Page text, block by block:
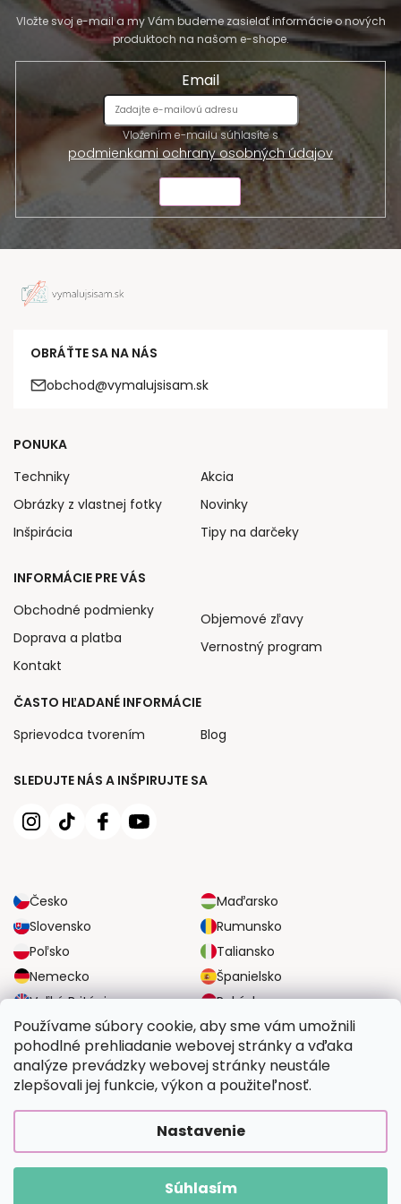
Používame súbory cookie, aby sme vám umožnili
pohodlné prehliadanie webovej stránky a vďaka
analýze prevádzky webovej stránky neustále
zlepšovali jej funkcie, výkon a použiteľnosť.
Nastavenie
Súhlasím
Vložte svoj e-mail a my Vám budeme zasielať informácie o nových
produktoch na našom e-shope.
Email
Vložením e-mailu súhlasíte s
podmienkami ochrany osobných údajov
OBRÁŤTE SA NA NÁS
obchod@vymalujsisam.sk
SLEDUJTE NÁS A INŠPIRUJTE SA
Česko
Maďarsko
Slovensko
Rumunsko
Poľsko
Taliansko
Nemecko
Španielsko
Veľká Británia
Rakúsko
PONUKA
Techniky
Obrázky z vlastnej fotky
Inšpirácia
Akcia
Novinky
Tipy na darčeky
INFORMÁCIE PRE VÁS
Obchodné podmienky
Doprava a platba
Kontakt
Objemové zľavy
Vernostný program
ČASTO HĽADANÉ INFORMÁCIE
Sprievodca tvorením
Blog
SPOĽAHLIVÉ MOŽNOSTI DOPRAVY
BEZPEČNÉ MOŽNOSTI PLATBY
Vymalujsisam.sk. Všetky práva vyhradené.